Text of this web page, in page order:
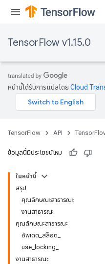
TensorFlow v1.15.0
หน้านี้ได้รับการแปลโดย Cloud
TensorFlow API
ข้อมูลนี้มีประโยชน์ไหม
ในหน้านี้
สรุป
คุณลักษณะสาธารณะ
งานสาธารณะ
คุณลักษณะสาธารณะ
อัพเดต_สล็อต_
use_locking_
งานสาธารณะ